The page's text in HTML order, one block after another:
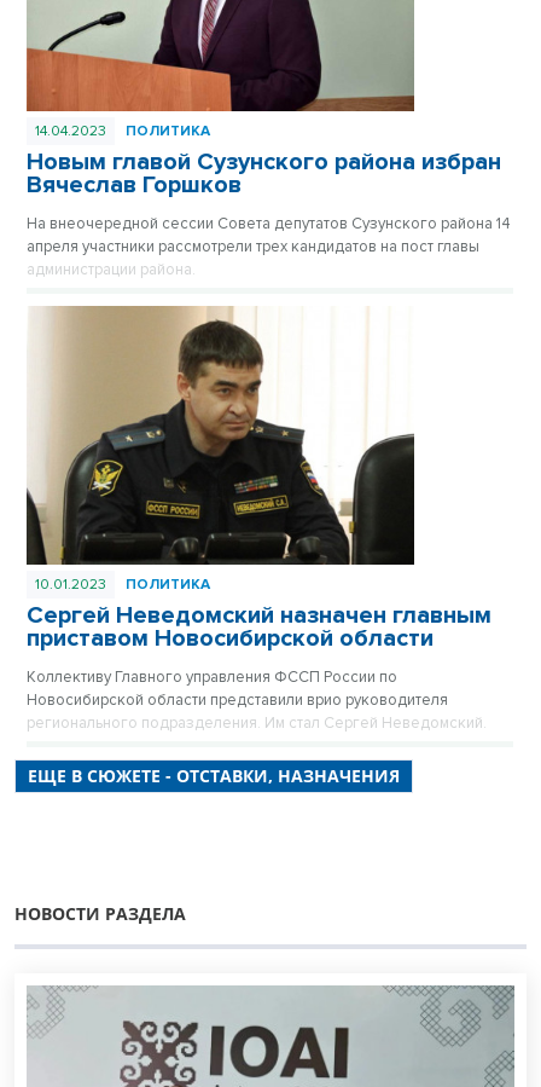
14.04.2023 ПОЛИТИКА
Новым главой Сузунского района избран
Вячеслав Горшков
На внеочередной сессии Совета депутатов Сузунского района 14
апреля участники рассмотрели трех кандидатов на пост главы
администрации района.
10.01.2023 ПОЛИТИКА
Сергей Неведомский назначен главным
приставом Новосибирской области
Коллективу Главного управления ФССП России по
Новосибирской области представили врио руководителя
регионального подразделения. Им стал Сергей Неведомский.
ЕЩЕ В СЮЖЕТЕ - ОТСТАВКИ, НАЗНАЧЕНИЯ
НОВОСТИ РАЗДЕЛА